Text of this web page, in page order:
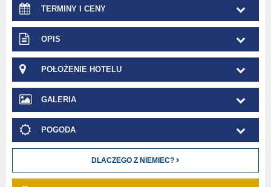
TERMINY I CENY
OPIS
POŁOŻENIE HOTELU
GALERIA
POGODA
DLACZEGO Z NIEMIEC?